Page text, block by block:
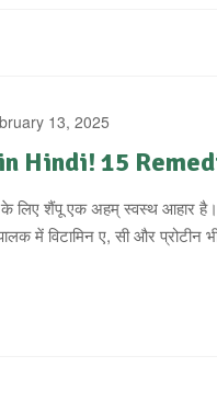
13, 2025
Hindi! 15
के लिए शैंपू एक अहम् स्वस्थ आहार
में विटामिन ए, सी और प्रोटीन